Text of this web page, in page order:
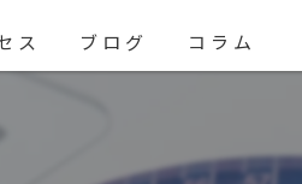
ス ブログ コラム